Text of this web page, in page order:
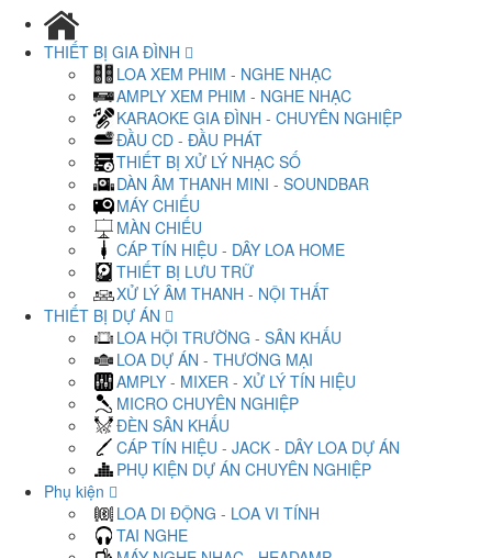
THIẾT BỊ GIA ĐÌNH
LOA XEM PHIM - NGHE NHẠC
AMPLY XEM PHIM - NGHE NHẠC
KARAOKE GIA ĐÌNH - CHUYÊN NGHIỆP
ĐẦU CD - ĐẦU PHÁT
THIẾT BỊ XỬ LÝ NHẠC SỐ
DÀN ÂM THANH MINI - SOUNDBAR
MÁY CHIẾU
MÀN CHIẾU
CÁP TÍN HIỆU - DÂY LOA HOME
THIẾT BỊ LƯU TRỮ
XỬ LÝ ÂM THANH - NỘI THẤT
THIẾT BỊ DỰ ÁN
LOA HỘI TRƯỜNG - SÂN KHẤU
LOA DỰ ÁN - THƯƠNG MẠI
AMPLY - MIXER - XỬ LÝ TÍN HIỆU
MICRO CHUYÊN NGHIỆP
ĐÈN SÂN KHẤU
CÁP TÍN HIỆU - JACK - DÂY LOA DỰ ÁN
PHỤ KIỆN DỰ ÁN CHUYÊN NGHIỆP
Phụ kiện
LOA DI ĐỘNG - LOA VI TÍNH
TAI NGHE